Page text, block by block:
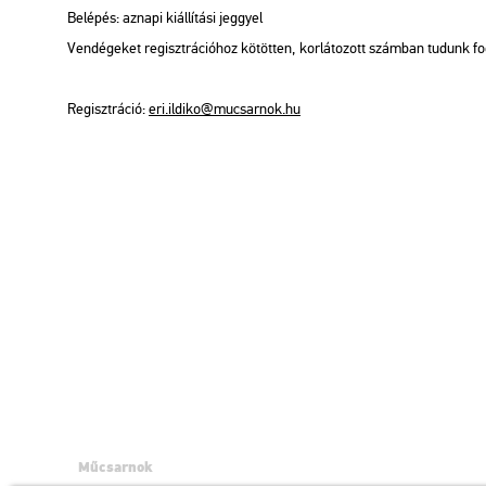
Be­lé­pés: az­na­pi ki­ál­lí­tá­si jeggyel
Ven­dé­ge­ket re­giszt­rá­ci­ó­hoz kö­töt­ten, kor­lá­to­zott szám­ban tu­dunk
Re­giszt­rá­ció:eri.​il­di­ko@​mu­csar­nok.​hu
Műcsarnok